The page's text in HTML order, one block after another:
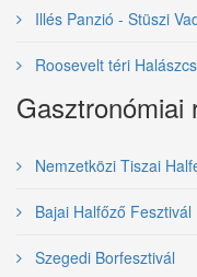
Illés Panzió - Stüszi
Roosevelt téri
Gasztronómiai
Nemzetközi Tiszai
Bajai Halfőző Fesztivál
Szegedi Borfesztivál